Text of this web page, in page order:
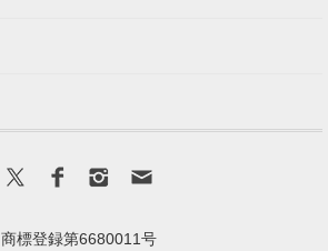
商標登録第6680011号